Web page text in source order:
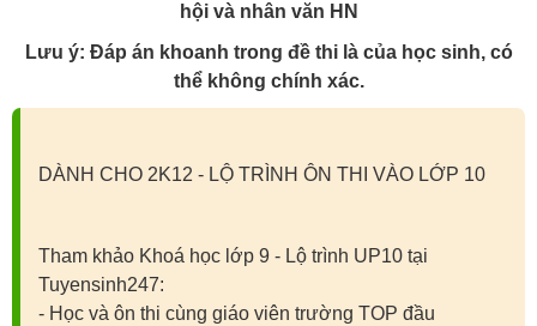
hội và nhân văn HN
Lưu ý: Đáp án khoanh trong đề thi là của học sinh, có
thể không chính xác.
DÀNH CHO 2K12 - LỘ TRÌNH ÔN THI VÀO LỚP 10
Tham khảo Khoá học lớp 9 - Lộ trình UP10 tại
Tuyensinh247:
- Học và ôn thi cùng giáo viên trường TOP đầu